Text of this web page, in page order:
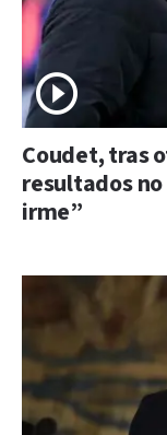
Coudet, tras
resultados
irme”